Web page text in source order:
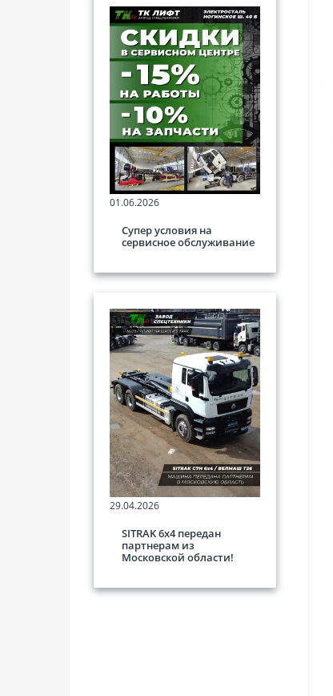
01.06.2026
Супер условия на
сервисное обслуживание
29.04.2026
SITRAK 6х4 передан
партнерам из
Московской области!